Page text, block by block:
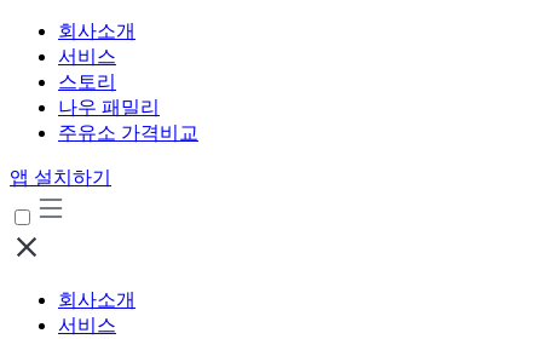
회사소개
서비스
스토리
나우 패밀리
주유소 가격비교
앱 설치하기
회사소개
서비스